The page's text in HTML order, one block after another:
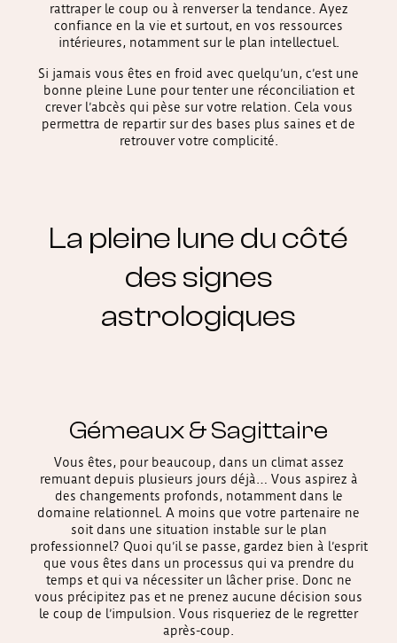
rattraper le coup ou à renverser la tendance. Ayez
confiance en la vie et surtout, en vos ressources
intérieures, notamment sur le plan intellectuel.
Si jamais vous êtes en froid avec quelqu’un, c’est une
bonne pleine Lune pour tenter une réconciliation et
crever l’abcès qui pèse sur votre relation. Cela vous
permettra de repartir sur des bases plus saines et de
retrouver votre complicité.
La pleine lune du côté
des signes
astrologiques
Gémeaux & Sagittaire
Vous êtes, pour beaucoup, dans un climat assez
remuant depuis plusieurs jours déjà… Vous aspirez à
des changements profonds, notamment dans le
domaine relationnel. A moins que votre partenaire ne
soit dans une situation instable sur le plan
professionnel? Quoi qu’il se passe, gardez bien à l’esprit
que vous êtes dans un processus qui va prendre du
temps et qui va nécessiter un lâcher prise. Donc ne
vous précipitez pas et ne prenez aucune décision sous
le coup de l’impulsion. Vous risqueriez de le regretter
après-coup.